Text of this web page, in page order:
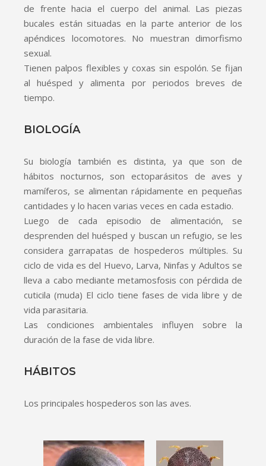
de frente hacia el cuerpo del animal. Las piezas
bucales están situadas en la parte anterior de los
apéndices locomotores. No muestran dimorfismo
sexual.
Tienen palpos flexibles y coxas sin espolón. Se fijan
al huésped y alimenta por periodos breves de
tiempo.
BIOLOGÍA
Su biología también es distinta, ya que son de
hábitos nocturnos, son ectoparásitos de aves y
mamíferos, se alimentan rápidamente en pequeñas
cantidades y lo hacen varias veces en cada estadio.
Luego de cada episodio de alimentación, se
desprenden del huésped y buscan un refugio, se les
considera garrapatas de hospederos múltiples. Su
ciclo de vida es del Huevo, Larva, Ninfas y Adultos se
lleva a cabo mediante metamosfosis con pérdida de
cuticila (muda) El ciclo tiene fases de vida libre y de
vida parasitaria.
Las condiciones ambientales influyen sobre la
duración de la fase de vida libre.
HÁBITOS
Los principales hospederos son las aves.